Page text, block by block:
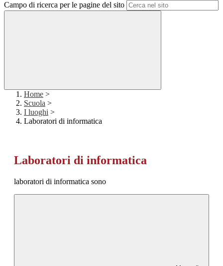
Campo di ricerca per le pagine del sito
Home >
Scuola >
I luoghi >
Laboratori di informatica
Laboratori di informatica
laboratori di informatica sono